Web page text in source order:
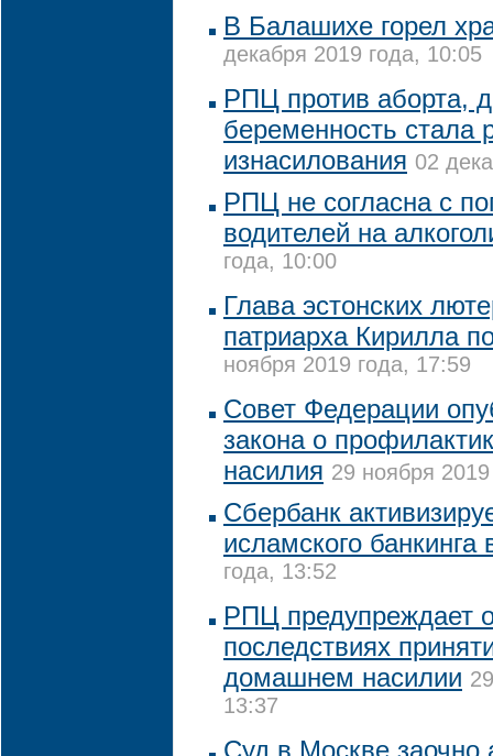
В Балашихе горел
декабря 2019 года, 10:05
РПЦ против аборта,
беременность стала
изнасилования 02
РПЦ не согласна с
водителей на
года, 10:00
Глава эстонских
патриарха Кирилла
ноября 2019 года, 17:59
Совет Федерации
закона о
насилия 29 ноября
Сбербанк
исламского
года, 13:52
РПЦ предупреждает
последствиях
домашнем насилии
13:37
Суд в Москве заочно